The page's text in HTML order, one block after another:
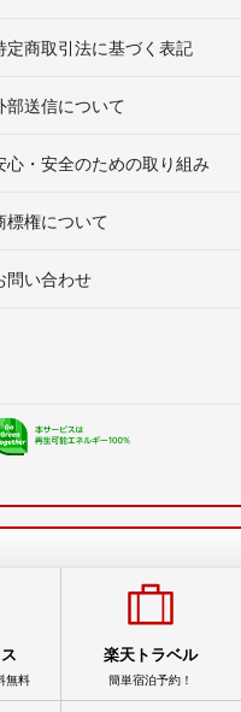
定商取引法に基づく表記
部送信について
心・安全のための取り組み
標権について
問い合わせ
無料
楽天トラベル
簡単宿泊予約！